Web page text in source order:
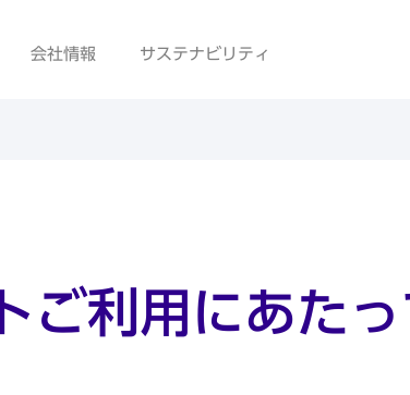
会社情報 サステナビリティ
ご利用にあた